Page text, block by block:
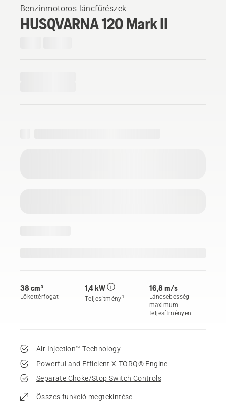
Benzinmotoros láncfűrészek
HUSQVARNA 120 Mark II
38 cm³
Lökettérfogat
1,4 kW
Teljesítmény1
16,8 m/s
Láncsebesség
maximum
teljesítményen
Air Injection™ Technology
Powerful and Efficient X-TORQ® Engine
Separate Choke/Stop Switch Controls
Összes funkció megtekintése